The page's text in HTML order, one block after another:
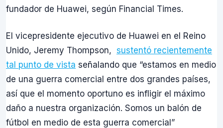
fundador de Huawei, según Financial Times.
El vicepresidente ejecutivo de Huawei en el Reino
Unido, Jeremy Thompson, sustentó recientemente
tal punto de vista señalando que “estamos en medio
de una guerra comercial entre dos grandes países,
así que el momento oportuno es infligir el máximo
daño a nuestra organización. Somos un balón de
fútbol en medio de esta guerra comercial”